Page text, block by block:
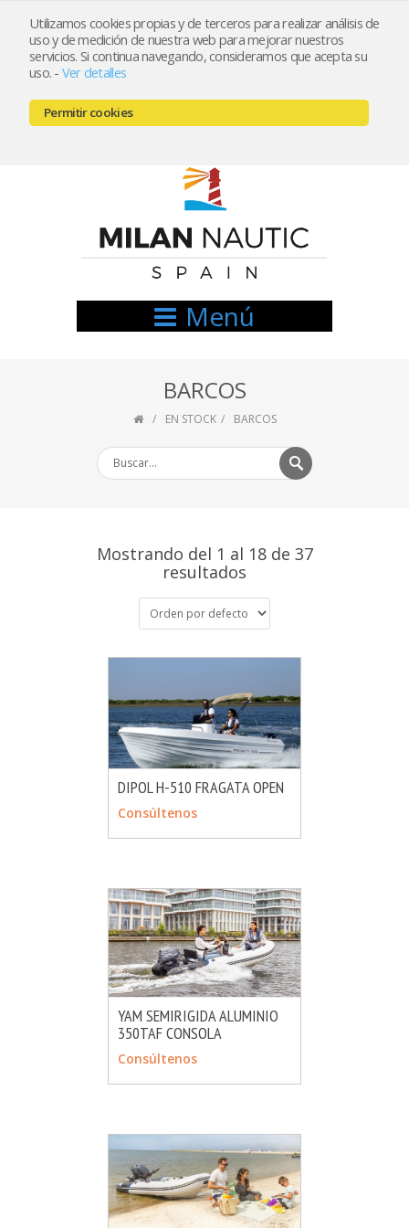
Utilizamos cookies propias y de terceros para realizar análisis de
uso y de medición de nuestra web para mejorar nuestros
servicios. Si continua navegando, consideramos que acepta su
uso. - Ver detalles
Permitir cookies
Registrarse Mi cuenta
666521122 // 654999333
Menú
BARCOS
EN STOCK BARCOS
Mostrando del 1 al 18 de 37
resultados
CONSULTAR
DIPOL H-510 FRAGATA OPEN
Consúltenos
CONSULTAR
YAM SEMIRIGIDA ALUMINIO
350TAF CONSOLA
Consúltenos